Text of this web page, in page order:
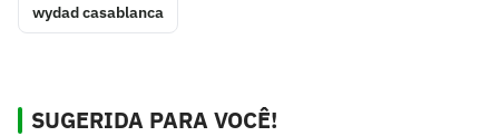
wydad casablanca
SUGERIDA PARA VOCÊ!